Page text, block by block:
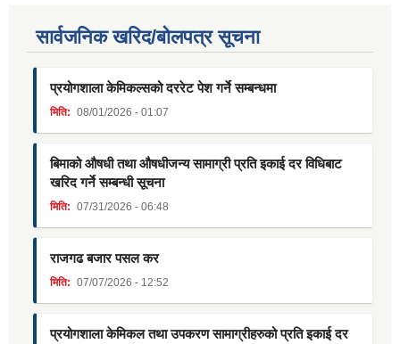
सार्वजनिक खरिद/बोलपत्र सूचना
प्रयोगशाला केमिकल्सको दररेट पेश गर्ने सम्बन्धमा
मिति: 08/01/2026 - 01:07
बिमाको औषधी तथा औषधीजन्य सामाग्री प्रति इकाई दर विधिबाट
खरिद गर्ने सम्बन्धी सूचना
मिति: 07/31/2026 - 06:48
राजगढ बजार पसल कर
मिति: 07/07/2026 - 12:52
प्रयोगशाला केमिकल तथा उपकरण सामाग्रीहरुको प्रति इकाई दर